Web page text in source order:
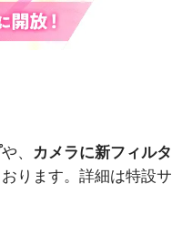
や、
カメラに新フィルタ
ります。詳細は特設サ